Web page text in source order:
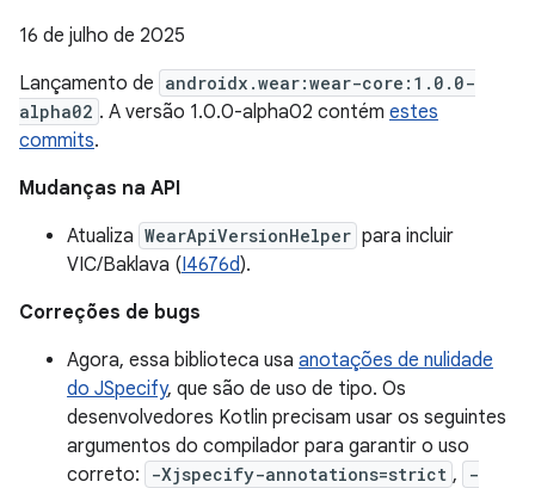
16 de julho de 2025
Lançamento de androidx.wear:wear-core:1.0.0-
alpha02 . A versão 1.0.0-alpha02 contém estes
commits.
Mudanças na API
Atualiza WearApiVersionHelper para incluir
VIC/Baklava (I4676d).
Correções de bugs
Agora, essa biblioteca usa anotações de nulidade
do JSpecify, que são de uso de tipo. Os
desenvolvedores Kotlin precisam usar os seguintes
argumentos do compilador para garantir o uso
correto:
-Xjspecify-annotations=strict ,
-